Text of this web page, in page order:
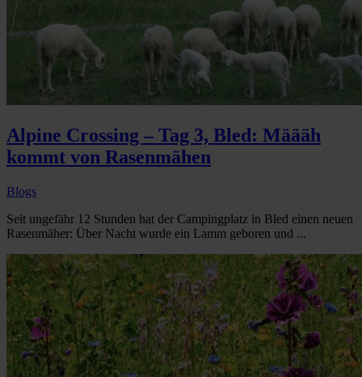
Alpine Crossing – Tag 3, Bled: Määäh
kommt von Rasenmähen
Blogs
Seit ungefähr 12 Stunden hat der Campingplatz in Bled einen neuen
Rasenmäher: Über Nacht wurde ein Lamm geboren und ...